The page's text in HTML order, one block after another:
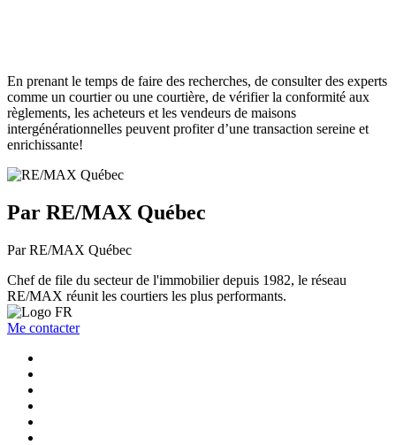
En prenant le temps de faire des recherches, de consulter des experts
comme un courtier ou une courtière, de vérifier la conformité aux
règlements, les acheteurs et les vendeurs de maisons
intergénérationnelles peuvent profiter d’une transaction sereine et
enrichissante!
Par RE/MAX Québec
Par RE/MAX Québec
Chef de file du secteur de l'immobilier depuis 1982, le réseau
RE/MAX réunit les courtiers les plus performants.
Me contacter